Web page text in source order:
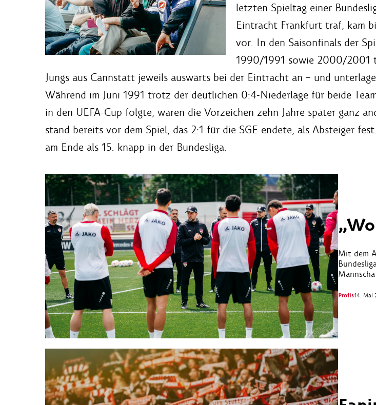
letzten Spieltag einer
Eintracht Frankfurt traf, kam
vor. In den Saisonfinals der
1990/1991 sowie 2000/2001
Jungs aus Cannstatt jeweils auswärts bei der Eintracht an – und
Während im Juni 1991 trotz der deutlichen 0:4-Niederlage für beide
in den UEFA-Cup folgte, waren die Vorzeichen zehn Jahre später ganz
stand bereits vor dem Spiel, das 2:1 für die SGE endete, als Absteiger
am Ende als 15. knapp in der Bundesliga.
Mit dem
Profis14. Mai